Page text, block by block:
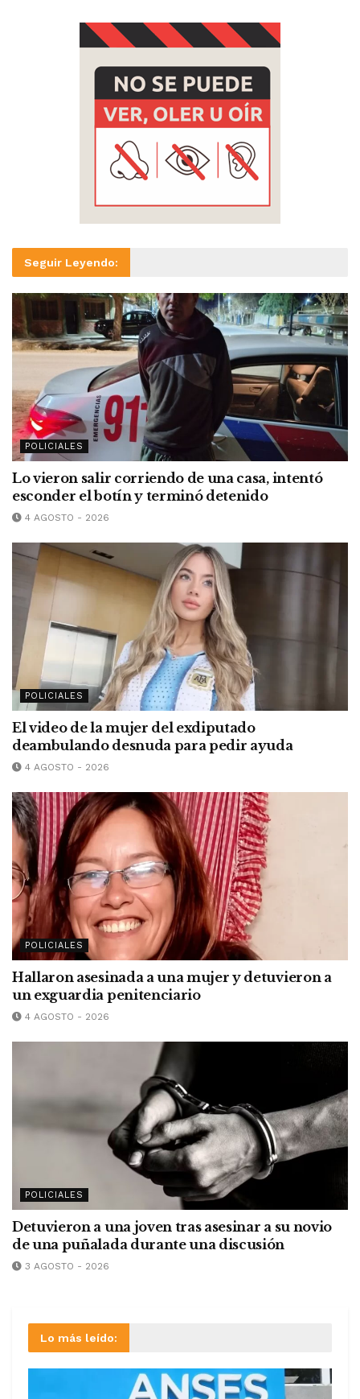
Seguir Leyendo:
POLICIALES
Lo vieron salir corriendo de una casa, intentó
esconder el botín y terminó detenido
4 AGOSTO - 2026
POLICIALES
El video de la mujer del exdiputado
deambulando desnuda para pedir ayuda
4 AGOSTO - 2026
POLICIALES
Hallaron asesinada a una mujer y detuvieron a
un exguardia penitenciario
4 AGOSTO - 2026
POLICIALES
Detuvieron a una joven tras asesinar a su novio
de una puñalada durante una discusión
3 AGOSTO - 2026
Lo más leído: